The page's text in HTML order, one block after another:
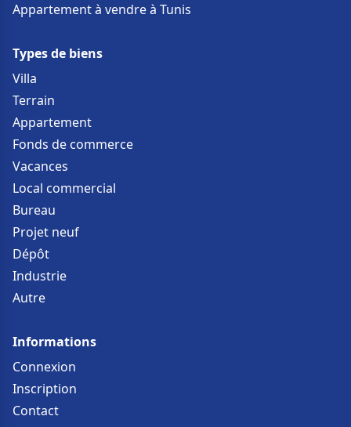
Appartement à vendre à Tunis
Types de biens
Villa
Terrain
Appartement
Fonds de commerce
Vacances
Local commercial
Bureau
Projet neuf
Dépôt
Industrie
Autre
Informations
Connexion
Inscription
Contact